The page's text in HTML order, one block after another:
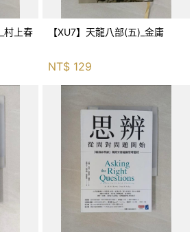
村上春
【XU7】天龍八部(五)_金庸
NT$ 129